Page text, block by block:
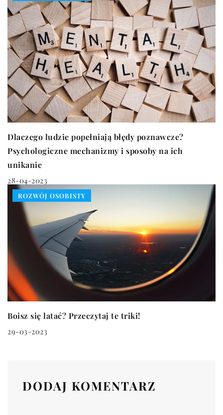
Dlaczego ludzie popełniają błędy poznawcze?
Psychologiczne mechanizmy i sposoby na ich
unikanie
28-04-2023
ROZWÓJ OSOBISTY
Boisz się latać? Przeczytaj te triki!
29-03-2023
DODAJ KOMENTARZ